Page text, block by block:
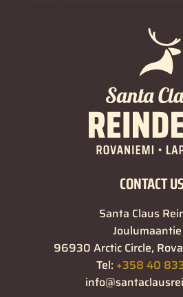
CONTACT
Santa Claus
Joulumaantie
96930 Arctic Circle,
Tel: +358 40